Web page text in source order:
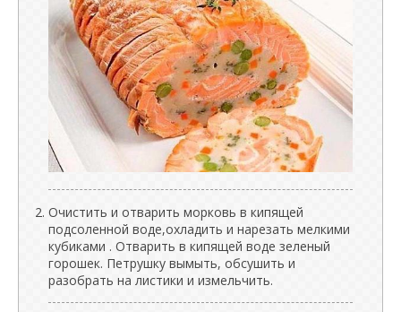
Очистить и отварить морковь в кипящей
подсоленной воде,охладить и нарезать мелкими
кубиками . Отварить в кипящей воде зеленый
горошек. Петрушку вымыть, обсушить и
разобрать на листики и измельчить.